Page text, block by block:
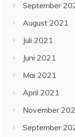
September
August 2021
Juli 2021
Juni 2021
Mai 2021
April 2021
November
September